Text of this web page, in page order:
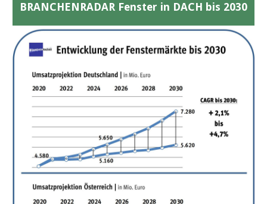
BRANCHENRADAR Fenster in DACH bis 2030